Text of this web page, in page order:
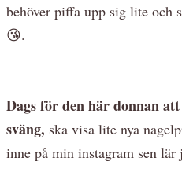
behöver piffa upp sig lite och
😘.
Dags för den här donnan
sväng, ska visa lite nya
inne på min instagram sen